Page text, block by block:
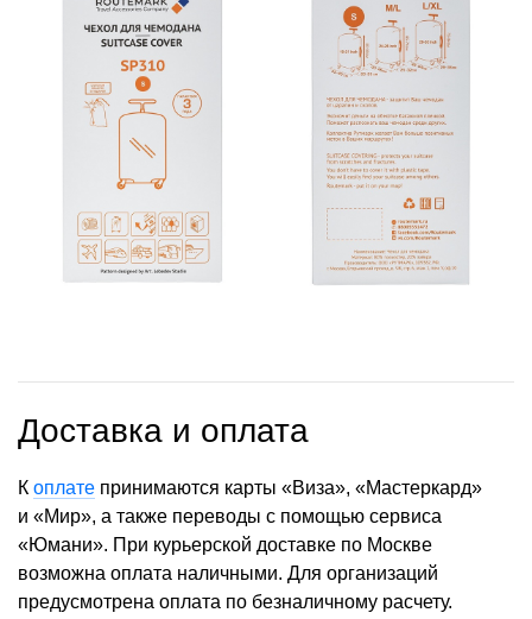
Доставка и оплата
К оплате принимаются карты «Виза», «Мастеркард»
и «Мир», а также переводы с помощью сервиса
«Юмани». При курьерской доставке по Москве
возможна оплата наличными. Для организаций
предусмотрена оплата по безналичному расчету.